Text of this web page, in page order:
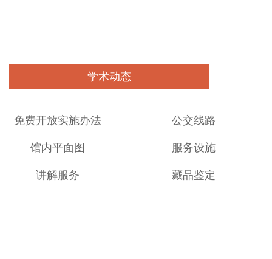
学术动态
免费开放实施办法 公交线路
馆内平面图 服务设施
讲解服务 藏品鉴定